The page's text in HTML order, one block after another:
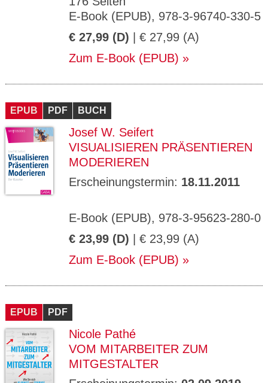
E-Book (EPUB), 978-3-96740-330-5
€ 27,99 (D) | € 27,99 (A)
Zum E-Book (EPUB)
EPUB PDF BUCH
Josef W. Seifert
VISUALISIEREN PRÄSENTIEREN
MODERIEREN
Erscheinungstermin: 18.11.2011
E-Book (EPUB), 978-3-95623-280-0
€ 23,99 (D) | € 23,99 (A)
Zum E-Book (EPUB)
EPUB PDF
Nicole Pathé
VOM MITARBEITER ZUM
MITGESTALTER